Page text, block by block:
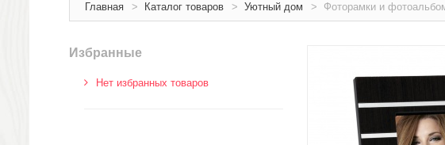
Главная > Каталог товаров > Уютный дом > Фоторамки и
Избранные
Нет избранных товаров